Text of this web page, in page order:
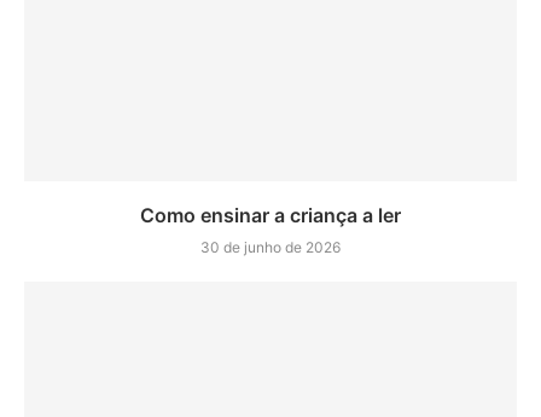
Como ensinar a criança a ler
30 de junho de 2026